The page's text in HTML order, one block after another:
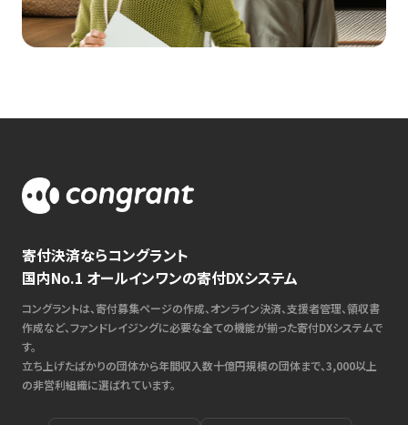
寄付決済ならコングラント
国内No.1 オールインワンの寄付DXシステム
コングラントは、寄付募集ページの作成、オンライン決済、支援者管理、領収書
作成など、ファンドレイジングに必要な全ての機能が揃った寄付DXシステムで
す。
立ち上げたばかりの団体から年間収入数十億円規模の団体まで、3,000以上
の非営利組織に選ばれています。